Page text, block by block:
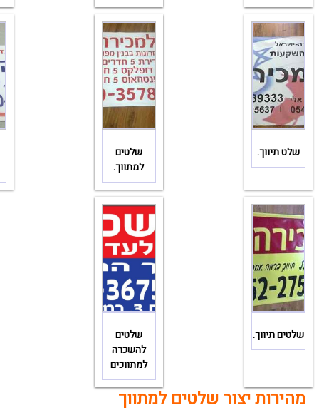
שלט תיווך.
שלטים
למתווך.
שלטים תיווך.
שלטים
להשכרה
למתווכים
מהירות יצור שלטים למתווך